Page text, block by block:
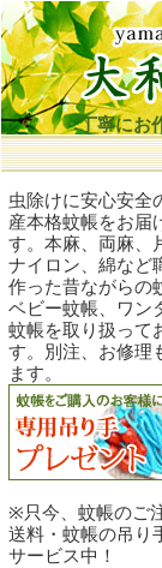
丁寧にお
虫除けに安心安全
産本格蚊帳をお届
す。本麻、両麻、
ナイロン、綿など
作った昔ながらの
ベビー蚊帳、ワン
蚊帳を取り扱って
す。別注、お修理
ます。
※只今、蚊帳のご
送料・蚊帳の吊り
サービス中！